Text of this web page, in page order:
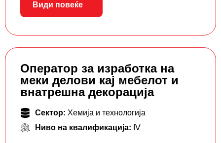
Види повеќе
Оператор за изработка на
меки делови кај мебелот и
внатрешна декорација
Сектор: Хемија и технологија
Ниво на квалификација: IV